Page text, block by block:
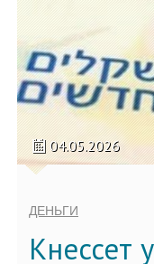
04.05.2026
ДЕНЬГИ
Кнессет